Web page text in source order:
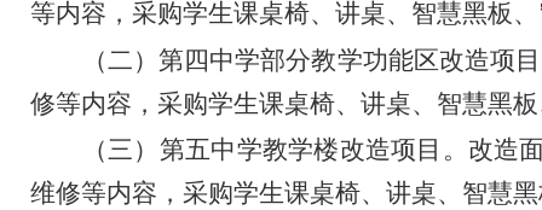
等内容，采购学生课桌椅、讲桌、智慧黑板
（二）第四中学部分教学功能区改造项
修等内容，采购学生课桌椅、讲桌、智慧黑
（三）第五中学教学楼改造项目。 改造
维修等内容，采购学生课桌椅、讲桌、智慧